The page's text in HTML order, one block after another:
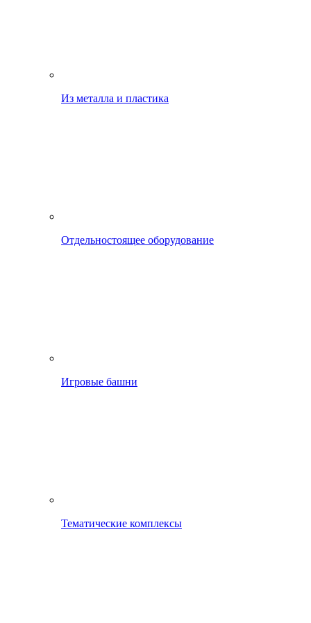
Из металла и пластика
Отдельностоящее оборудование
Игровые башни
Тематические комплексы